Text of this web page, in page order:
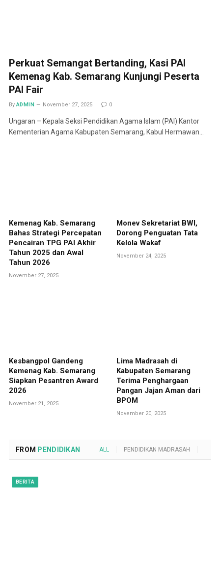
Perkuat Semangat Bertanding, Kasi PAI
Kemenag Kab. Semarang Kunjungi Peserta
PAI Fair
By ADMIN November 27, 2025 0
Ungaran – Kepala Seksi Pendidikan Agama Islam (PAI) Kantor
Kementerian Agama Kabupaten Semarang, Kabul Hermawan…
Kemenag Kab. Semarang
Bahas Strategi Percepatan
Pencairan TPG PAI Akhir
Tahun 2025 dan Awal
Tahun 2026
November 27, 2025
Monev Sekretariat BWI,
Dorong Penguatan Tata
Kelola Wakaf
November 24, 2025
Kesbangpol Gandeng
Kemenag Kab. Semarang
Siapkan Pesantren Award
2026
November 21, 2025
Lima Madrasah di
Kabupaten Semarang
Terima Penghargaan
Pangan Jajan Aman dari
BPOM
November 20, 2025
FROM PENDIDIKAN ALL PENDIDIKAN MADRASAH
BERITA